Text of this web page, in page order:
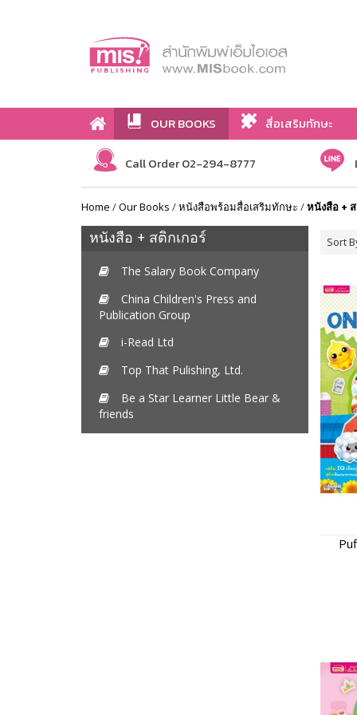
OUR BOOKS สื่อเสริมทักษะ
Call Order 02-294-8777
Home /Our Books /หนังสือพร้อมสื่อเสริมทักษะ /หนังสือ +
หนังสือ + สติกเกอร์
The Salary Book Company
China Children's Press and
Publication Group
i-Read Ltd
Top That Pulishing, Ltd.
Be a Star Learner Little Bear &
friends
Sort